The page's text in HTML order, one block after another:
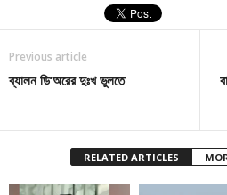
Previous article
ব্যালন ডি’অরের দুঃখ ভুলতে
RELATED ARTICLES